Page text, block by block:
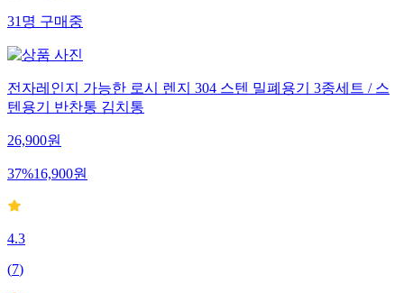
31명구매중
전자레인지 가능한 로시 렌지 304 스텐 밀폐용기 3종세트 / 스
텐용기 반찬통 김치통
26,900원
37%16,900원
4.3
(7)